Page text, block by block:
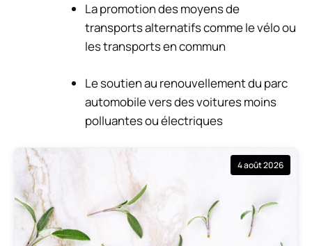
La promotion des moyens de
transports alternatifs comme le vélo ou
les transports en commun
Le soutien au renouvellement du parc
automobile vers des voitures moins
polluantes ou électriques
4 août 2026